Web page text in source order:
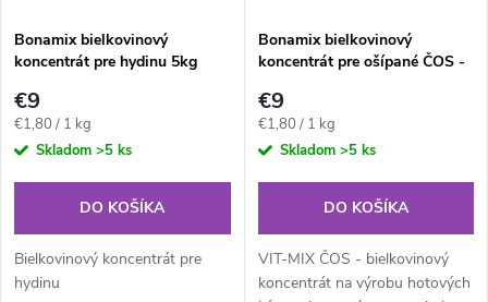
Bonamix bielkovinový
koncentrát pre hydinu 5kg
€9
Jednotková
cena:
€1,80 / 1 kg
Skladom >5 ks
DO KOŠÍKA
Bielkovinový koncentrát pre
hydinu
Bonamix bielkovinový
koncentrát pre ošípané ČOS -
€9
Jednotková
cena:
€1,80 / 1 kg
Skladom >5 ks
DO KOŠÍKA
VIT-MIX ČOS - bielkovinový
koncentrát na výrobu hotových